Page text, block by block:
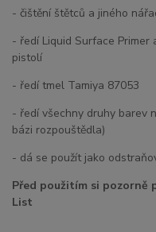
- čištění štětců a jiného
- ředí Liquid Surface
pistolí
- ředí tmel Tamiya 87053
- ředí všechny druhy barev
bázi rozpouštědla)
- dá se použít jako
Před použitím si pozorně
List